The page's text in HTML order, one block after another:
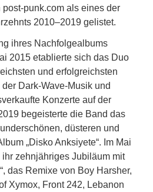
punk.com als eines der
2010–2019 gelistet.
ihres Nachfolgealbums
2015 etablierte sich das Duo
und erfolgreichsten
Dark-Wave-Musik und
Konzerte auf der
begeisterte die Band das
düsteren und
„Disko Anksiyete“. Im Mai
zehnjähriges Jubiläum mit
das Remixe von Boy Harsher,
Xymox, Front 242, Lebanon